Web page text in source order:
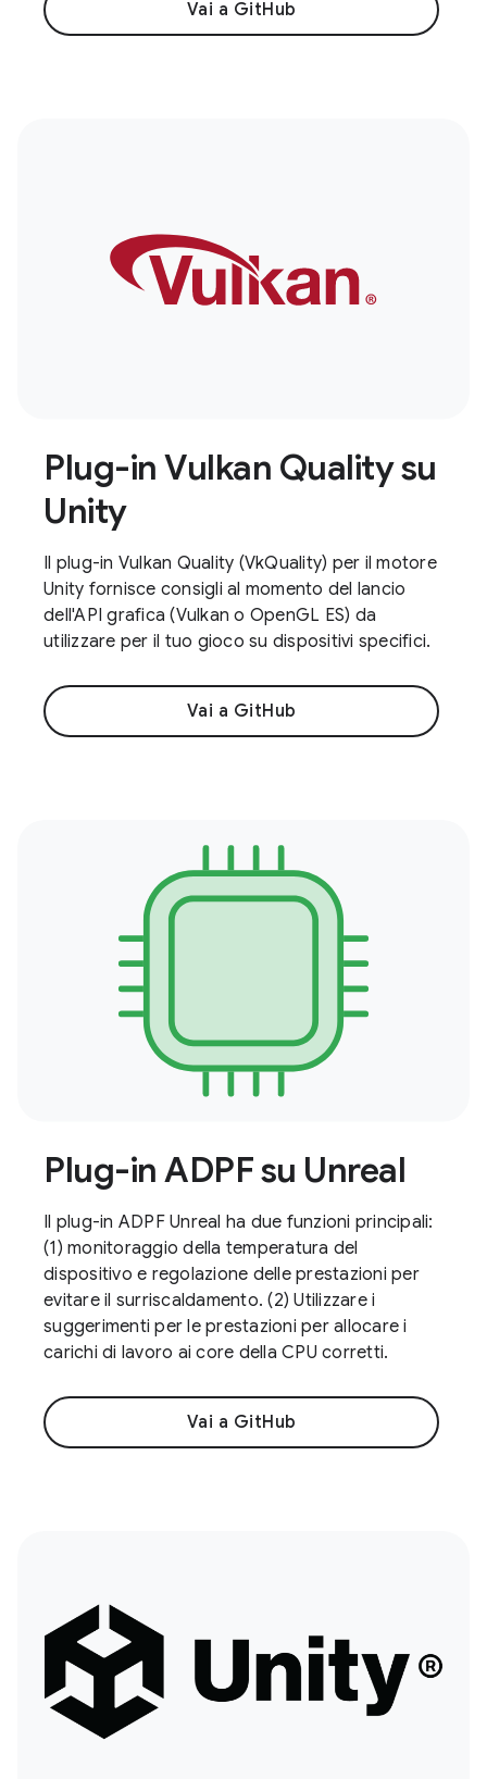
Vai a GitHub
Plug-in Vulkan Quality su
Unity
Il plug-in Vulkan Quality (VkQuality) per il motore
Unity fornisce consigli al momento del lancio
dell'API grafica (Vulkan o OpenGL ES) da
utilizzare per il tuo gioco su dispositivi specifici.
Vai a GitHub
Plug-in ADPF su Unreal
Il plug-in ADPF Unreal ha due funzioni principali:
(1) monitoraggio della temperatura del
dispositivo e regolazione delle prestazioni per
evitare il surriscaldamento. (2) Utilizzare i
suggerimenti per le prestazioni per allocare i
carichi di lavoro ai core della CPU corretti.
Vai a GitHub